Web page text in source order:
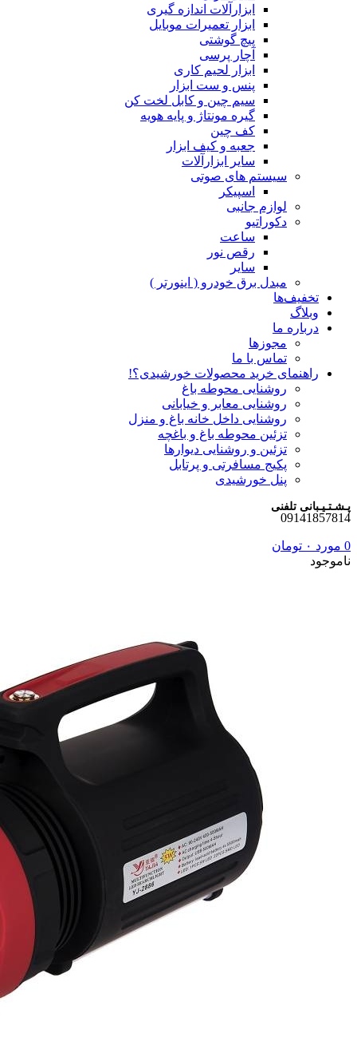
ابزارآلات اندازه گیری
ابزار تعمیرات موبایل
پیچ گوشتی
آچار پرسی
ابزار لحیم کاری
پنس و ست ابزار
سیم چین و کابل لخت کن
گیره مونتاژ و پایه هویه
کف چین
جعبه و کیف ابزار
سایر ابزارآلات
سیستم های صوتی
اسپیکر
لوازم جانبی
دکوراتیو
ساعت
رقص نور
سایر
مبدل برق خودرو ( اینورتر )
تخفیف‌ها
وبلاگ
درباره ما
مجوزها
تماس با ما
راهنمای خرید محصولات خورشیدی؟!
روشنایی محوطه باغ
روشنایی معابر و خیابانی
روشنایی داخل خانه باغ و منزل
تزئین محوطه باغ و باغچه
تزئین و روشنایی دیوارها
پکیج مسافرتی و پرتابل
پنل خورشیدی
پـشـتـیـبانی تلفنی
09141857814
0 مورد ۰ تومان
ناموجود